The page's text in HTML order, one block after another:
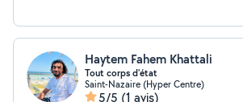
Haytem Fahem Khattali
Tout corps d'état
Saint-Nazaire (Hyper Centre)
5/5 (1 avis)